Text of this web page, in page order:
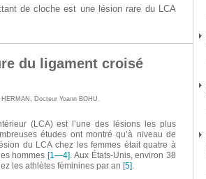
de cloche est une lésion rare du LCA
du ligament croisé
Docteur Yoann BOHU
(LCA) est l’une des lésions les plus
études ont montré qu’à niveau de
du LCA chez les femmes était quatre à
hommes [1—4]. Aux États-Unis, environ 38
les athlètes féminines par an [5].